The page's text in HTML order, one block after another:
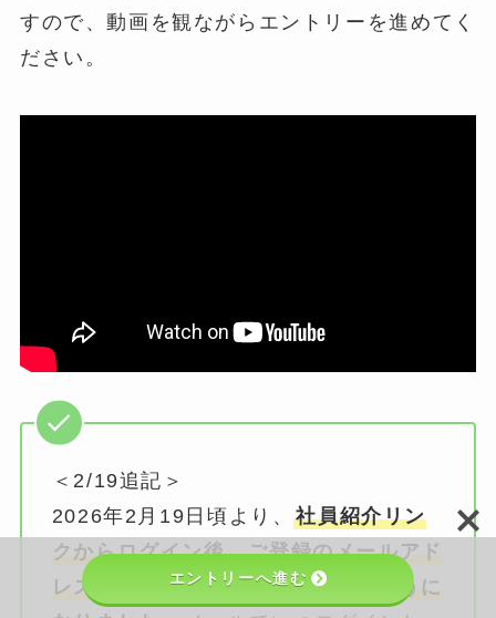
すので、動画を観ながらエントリーを進めてく
ださい。
＜2/19追記＞
2026年2月19日頃より、社員紹介リン
クからログイン後、ご登録のメールアド
レスにログイン完了メールが届くように
エントリーへ進む